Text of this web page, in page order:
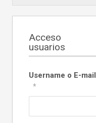
Acceso
usuarios
Username o E-mail
*